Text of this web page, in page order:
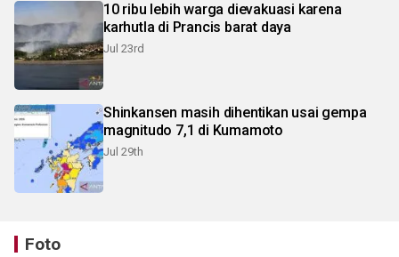
10 ribu lebih warga dievakuasi karena
karhutla di Prancis barat daya
Jul 23rd
Shinkansen masih dihentikan usai gempa
magnitudo 7,1 di Kumamoto
Jul 29th
Foto